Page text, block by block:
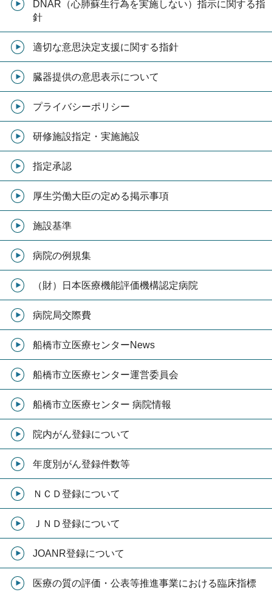
DNAR（心肺蘇生行為を実施しない）指示に関する指
針
適切な意思決定支援に関する指針
臓器提供の意思表示について
プライバシーポリシー
研修施設指定・実施施設
指定承認
厚生労働大臣の定める掲示事項
施設基準
病院の例規集
（財）日本医療機能評価機構認定病院
病院局交際費
船橋市立医療センターNews
船橋市立医療センター運営委員会
船橋市立医療センター 病院情報
院内がん登録について
年度別がん登録件数等
ＮＣＤ登録について
ＪＮＤ登録について
JOANR登録について
医療の質の評価・公表等推進事業における臨床指標